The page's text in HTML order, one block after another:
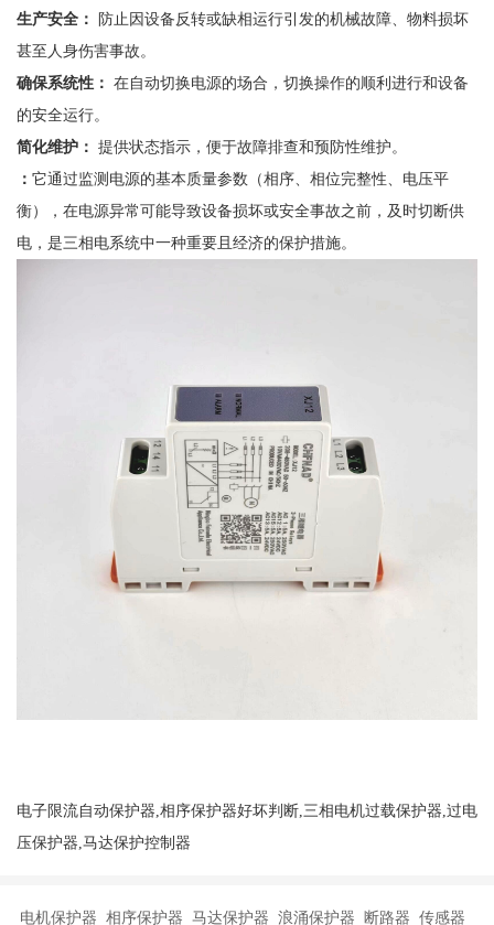
生产安全：
防止因设备反转或缺相运行引发的机械故障、物料损坏
甚至人身伤害事故。
确保系统性： 在自动切换电源的场合，切换操作的顺利进行和设备
的安全运行。
简化维护： 提供状态指示，便于故障排查和预防性维护。
： 它通过监测电源的基本质量参数（相序、相位完整性、电压平
衡），在电源异常可能导致设备损坏或安全事故之前，及时切断供
电，是三相电系统中一种重要且经济的保护措施。
电子限流自动保护器,相序保护器好坏判断,三相电机过载保护器,过电
压保护器,马达保护控制器
电机保护器 相序保护器 马达保护器 浪涌保护器 断路器 传感器